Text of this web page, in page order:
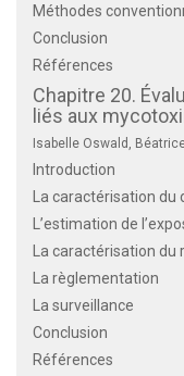
Méthodes
Conclusion
Références
Chapitre 20.
liés aux
Isabelle Oswald,
Introduction
La caractérisation du
L’estimation de
La caractérisation du
La règlementation
La surveillance
Conclusion
Références